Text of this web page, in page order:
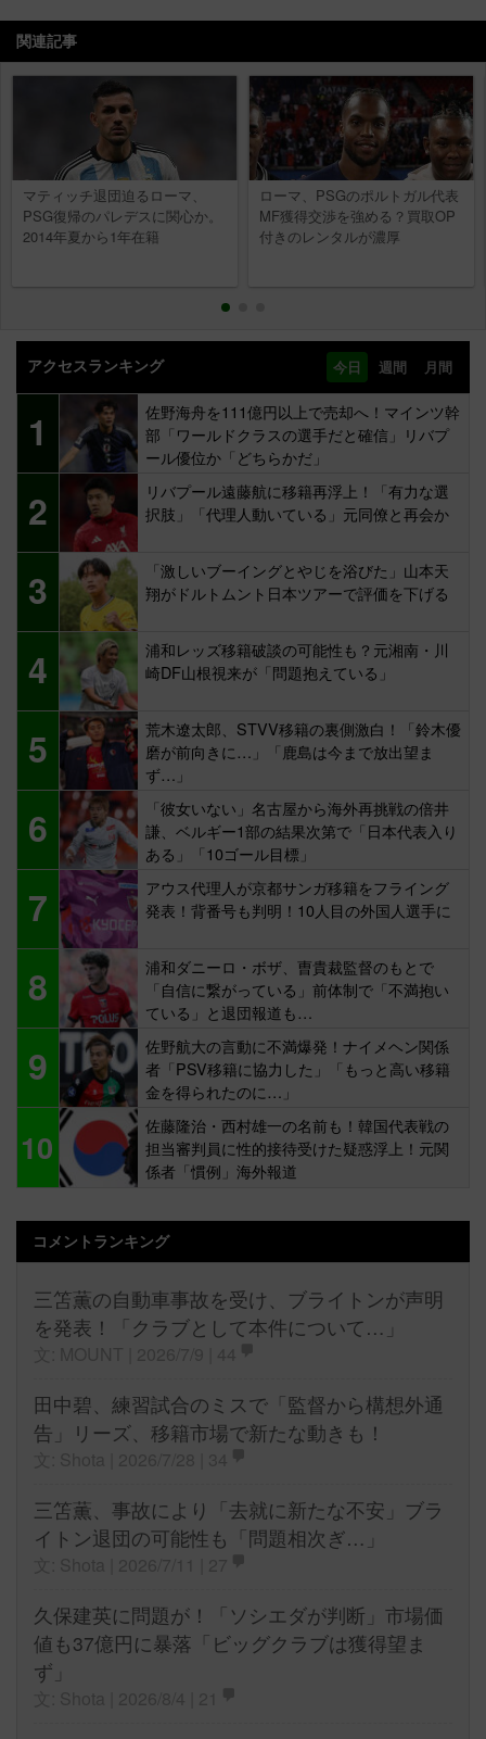
関連記事
マティッチ退団迫るローマ、
PSG復帰のパレデスに関心か。
2014年夏から1年在籍
ローマ、PSGのポルトガル代表
MF獲得交渉を強める？買取OP
付きのレンタルが濃厚
アクセスランキング 今日 週間 月間
1
佐野海舟を111億円以上で売却へ！マインツ幹
部「ワールドクラスの選手だと確信」リバプ
ール優位か「どちらかだ」
2
リバプール遠藤航に移籍再浮上！「有力な選
択肢」「代理人動いている」元同僚と再会か
3
「激しいブーイングとやじを浴びた」山本天
翔がドルトムント日本ツアーで評価を下げる
4
浦和レッズ移籍破談の可能性も？元湘南・川
崎DF山根視来が「問題抱えている」
5
荒木遼太郎、STVV移籍の裏側激白！「鈴木優
磨が前向きに…」「鹿島は今まで放出望ま
ず…」
6
「彼女いない」名古屋から海外再挑戦の倍井
謙、ベルギー1部の結果次第で「日本代表入り
ある」「10ゴール目標」
7
アウス代理人が京都サンガ移籍をフライング
発表！背番号も判明！10人目の外国人選手に
8
浦和ダニーロ・ボザ、曺貴裁監督のもとで
「自信に繋がっている」前体制で「不満抱い
ている」と退団報道も…
9
佐野航大の言動に不満爆発！ナイメヘン関係
者「PSV移籍に協力した」「もっと高い移籍
金を得られたのに…」
10
佐藤隆治・西村雄一の名前も！韓国代表戦の
担当審判員に性的接待受けた疑惑浮上！元関
係者「慣例」海外報道
コメントランキング
三笘薫の自動車事故を受け、ブライトンが声明
を発表！「クラブとして本件について…」
田中碧、練習試合のミスで「監督から構想外通
告」リーズ、移籍市場で新たな動きも！
三笘薫、事故により「去就に新たな不安」ブラ
イトン退団の可能性も「問題相次ぎ…」
久保建英に問題が！「ソシエダが判断」市場価
値も37億円に暴落「ビッグクラブは獲得望ま
ず」